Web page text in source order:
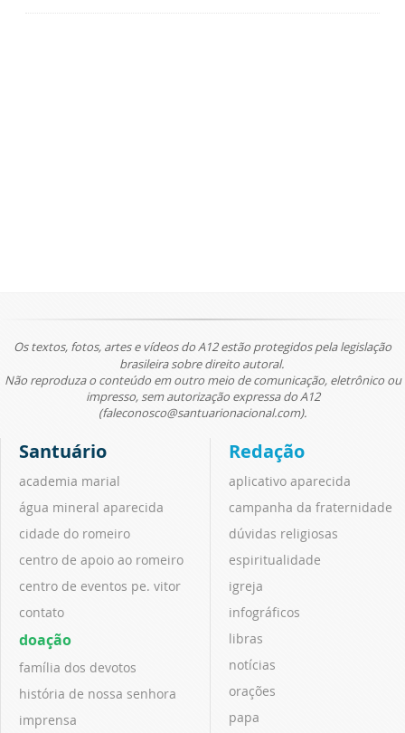
Os textos, fotos, artes e vídeos do A12 estão protegidos pela legislação
brasileira sobre direito autoral.
Não reproduza o conteúdo em outro meio de comunicação, eletrônico ou
impresso, sem autorização expressa do A12
(faleconosco@santuarionacional.com).
Santuário
academia marial
água mineral aparecida
cidade do romeiro
centro de apoio ao romeiro
centro de eventos pe. vitor
contato
doação
família dos devotos
história de nossa senhora
imprensa
Redação
aplicativo aparecida
campanha da fraternidade
dúvidas religiosas
espiritualidade
igreja
infográficos
libras
notícias
orações
papa